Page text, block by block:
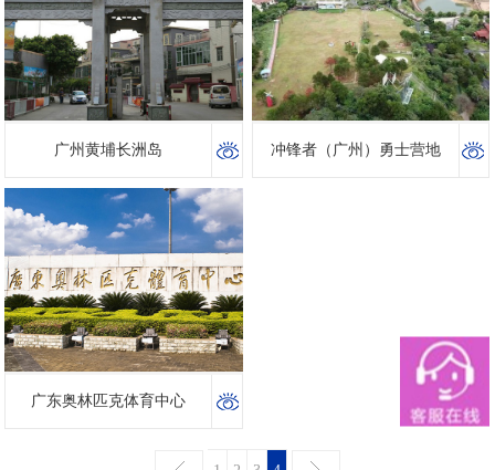
广州黄埔长洲岛 冲锋者（广州）勇士营地
广东奥林匹克体育中心